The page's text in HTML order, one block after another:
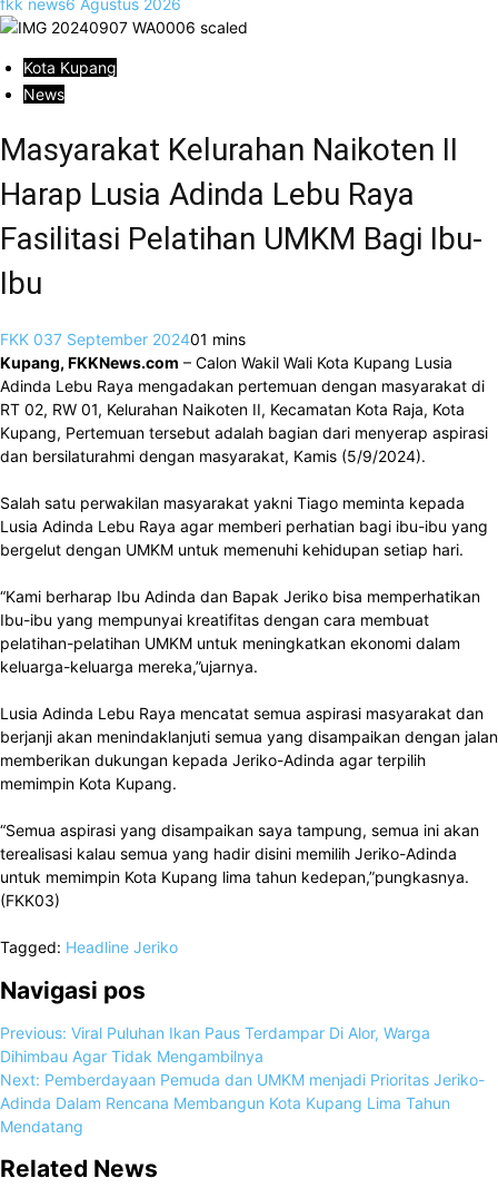
Kota Kupang
News
Masyarakat Kelurahan Naikoten II
Harap Lusia Adinda Lebu Raya
Fasilitasi Pelatihan UMKM Bagi Ibu-
Ibu
FKK 037 September 202401 mins
Kupang, FKKNews.com – Calon Wakil Wali Kota Kupang Lusia
Adinda Lebu Raya mengadakan pertemuan dengan masyarakat di
RT 02, RW 01, Kelurahan Naikoten II, Kecamatan Kota Raja, Kota
Kupang, Pertemuan tersebut adalah bagian dari menyerap aspirasi
dan bersilaturahmi dengan masyarakat, Kamis (5/9/2024).
Salah satu perwakilan masyarakat yakni Tiago meminta kepada
Lusia Adinda Lebu Raya agar memberi perhatian bagi ibu-ibu yang
bergelut dengan UMKM untuk memenuhi kehidupan setiap hari.
“Kami berharap Ibu Adinda dan Bapak Jeriko bisa memperhatikan
Ibu-ibu yang mempunyai kreatifitas dengan cara membuat
pelatihan-pelatihan UMKM untuk meningkatkan ekonomi dalam
keluarga-keluarga mereka,”ujarnya.
Lusia Adinda Lebu Raya mencatat semua aspirasi masyarakat dan
berjanji akan menindaklanjuti semua yang disampaikan dengan jalan
memberikan dukungan kepada Jeriko-Adinda agar terpilih
memimpin Kota Kupang.
“Semua aspirasi yang disampaikan saya tampung, semua ini akan
terealisasi kalau semua yang hadir disini memilih Jeriko-Adinda
untuk memimpin Kota Kupang lima tahun kedepan,”pungkasnya.
(FKK03)
Tagged: Headline Jeriko
Navigasi pos
Previous: Viral Puluhan Ikan Paus Terdampar Di Alor, Warga
Dihimbau Agar Tidak Mengambilnya
Next: Pemberdayaan Pemuda dan UMKM menjadi Prioritas Jeriko-
Adinda Dalam Rencana Membangun Kota Kupang Lima Tahun
Mendatang
Related News